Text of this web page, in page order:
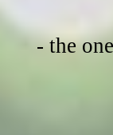
- the